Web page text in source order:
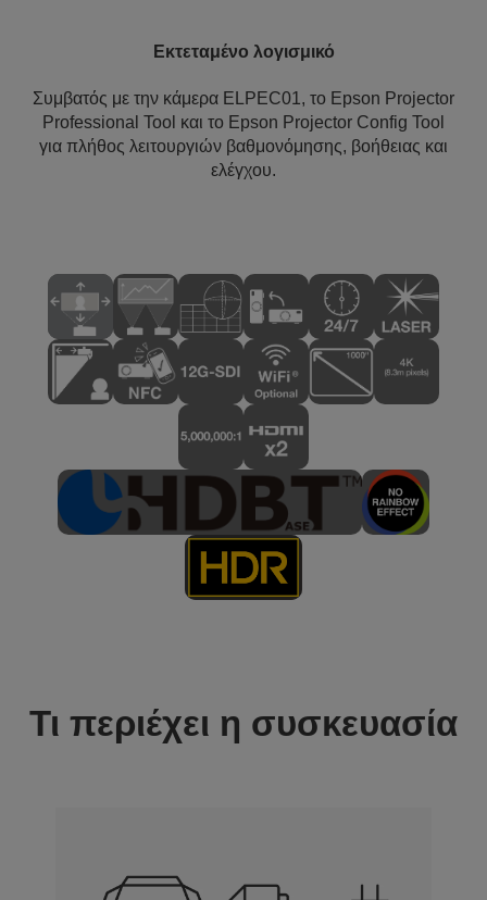
Εκτεταμένο λογισμικό
Συμβατός με την κάμερα ELPEC01, το Epson Projector
Professional Tool και το Epson Projector Config Tool
για πλήθος λειτουργιών βαθμονόμησης, βοήθειας και
ελέγχου.
Τι περιέχει η συσκευασία